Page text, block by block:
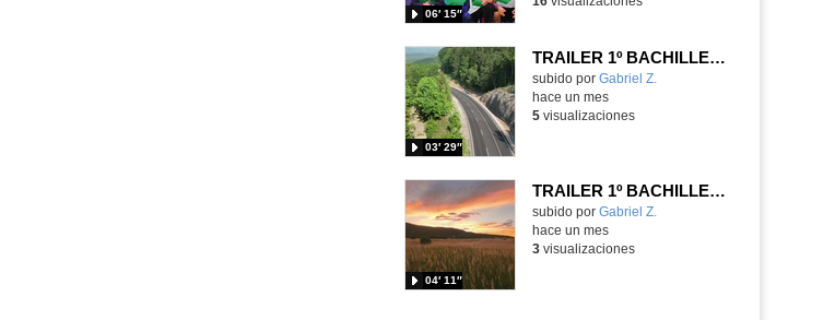
06′ 15″
TRAILER 1º BACHILLERATO UD4
Contenido educativo.
subido por Gabriel Z.
03′ 29″
hace un mes
5visualizaciones
TRAILER 1º BACHILLERATO UD3
Contenido educativo.
subido por Gabriel Z.
04′ 11″
hace un mes
3visualizaciones